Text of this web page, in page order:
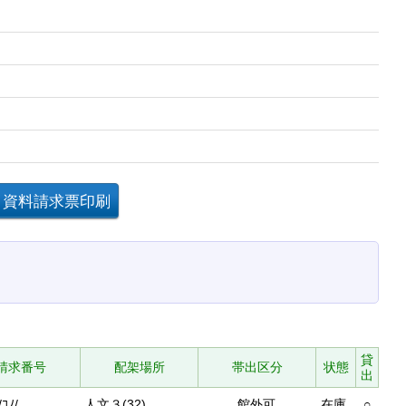
求番号 配架場所 帯出区分 状態
貸
出